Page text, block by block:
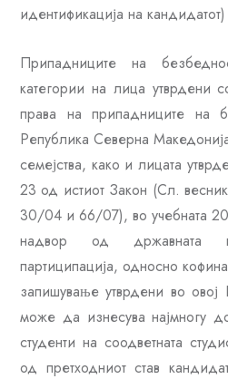
идентификација на кандидатот)
Припадниците на
категории на лица утврдени
права на припадниците на
Република Северна
семејства, како и лицата
23 од истиот Закон (Сл.
30/04 и 66/07), во учебната
надвор од државната
партиципација, односно
запишување утврдени во овој
може да изнесува најмногу
студенти на соодветната
од претходниот став